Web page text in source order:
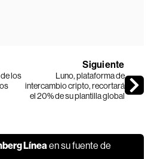
los
Siguiente
Luno, plataforma de
intercambio cripto, recortará
el 20% de su plantilla global
Líneaen su fuente de